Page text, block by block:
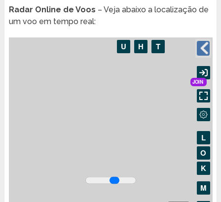
Radar Online de Voos – Veja abaixo a localização de
um voo em tempo real: